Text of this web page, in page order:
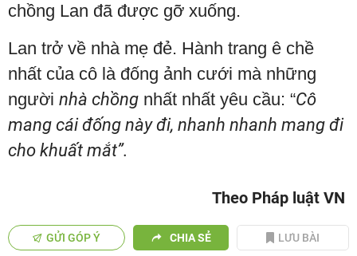
chồng Lan đã được gỡ xuống.
Lan trở về nhà mẹ đẻ. Hành trang ê chề
nhất của cô là đống ảnh cưới mà những
người nhà chồng nhất nhất yêu cầu: “Cô
mang cái đống này đi, nhanh nhanh mang đi
cho khuất mắt”.
Theo Pháp luật VN
GỬI GÓP Ý CHIA SẺ LƯU BÀI